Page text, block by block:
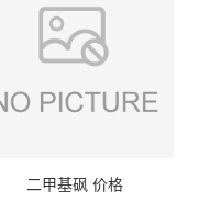
二甲基砜 价格